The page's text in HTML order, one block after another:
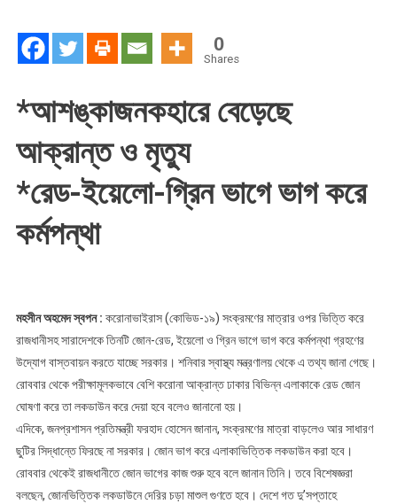
0
Shares
*আশঙ্কাজনকহারে বেড়েছে
আক্রান্ত ও মৃত্যু
*রেড-ইয়েলো-গ্রিন ভাগে ভাগ করে
কর্মপন্থা
মহসীন অহমেদ স্বপন : করোনাভাইরাস (কোভিড-১৯) সংক্রমণের মাত্রার ওপর ভিত্তি করে
রাজধানীসহ সারাদেশকে তিনটি জোন-রেড, ইয়েলো ও গ্রিন ভাগে ভাগ করে কর্মপন্থা গ্রহণের
উদ্যোগ বাস্তবায়ন করতে যাচ্ছে সরকার। শনিবার স্বাস্থ্য মন্ত্রণালয় থেকে এ তথ্য জানা গেছে।
রোববার থেকে পরীক্ষামূলকভাবে বেশি করোনা আক্রান্ত ঢাকার বিভিন্ন এলাকাকে রেড জোন
ঘোষণা করে তা লকডাউন করে দেয়া হবে বলেও জানানো হয়।
এদিকে, জনপ্রশাসন প্রতিমন্ত্রী ফরহাদ হোসেন জানান, সংক্রমণের মাত্রা বাড়লেও আর সাধারণ
ছুটির সিদ্ধান্তে ফিরছে না সরকার। জোন ভাগ করে এলাকাভিত্তিক লকডাউন করা হবে।
রোববার থেকেই রাজধানীতে জোন ভাগের কাজ শুরু হবে বলে জানান তিনি। তবে বিশেষজ্ঞরা
বলছেন, জোনভিত্তিক লকডাউনে দেরির চড়া মাশুল গুণতে হবে। দেশে গত দু’সপ্তাহে